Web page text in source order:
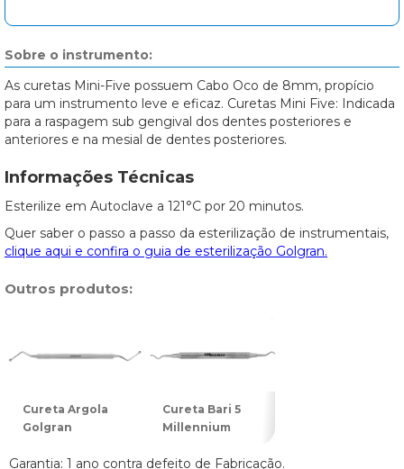
Sobre o instrumento:
As curetas Mini-Five possuem Cabo Oco de 8mm, propício
para um instrumento leve e eficaz. Curetas Mini Five: Indicada
para a raspagem sub gengival dos dentes posteriores e
anteriores e na mesial de dentes posteriores.
Informações Técnicas
Esterilize em Autoclave a 121°C por 20 minutos.
Quer saber o passo a passo da esterilização de instrumentais,
clique aqui e confira o guia de esterilização Golgran.
Outros produtos:
Cureta Argola
Golgran
Cureta Bari 5
Millennium
Garantia: 1 ano contra defeito de Fabricação.